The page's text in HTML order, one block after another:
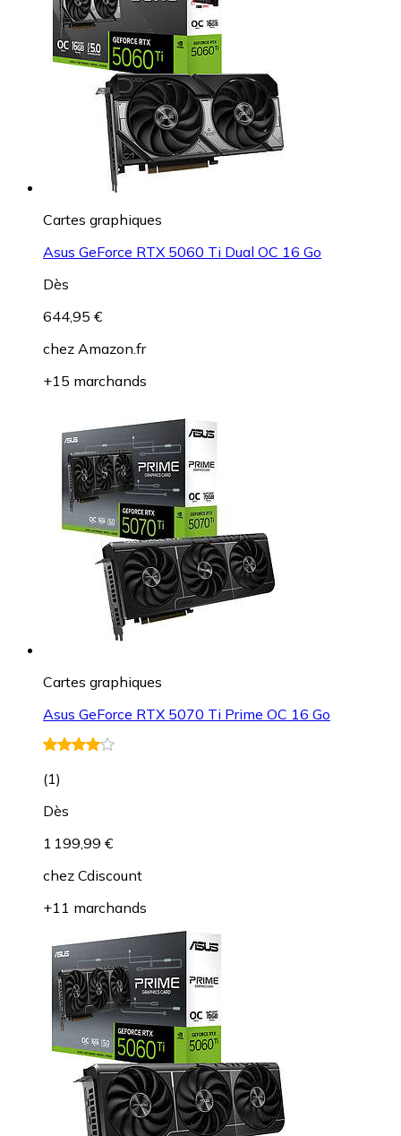
Cartes graphiques
Asus GeForce RTX 5060 Ti Dual OC 16 Go
Dès
644,95 €
chez Amazon.fr
+15 marchands
Cartes graphiques
Asus GeForce RTX 5070 Ti Prime OC 16 Go
(1)
Dès
1 199,99 €
chez Cdiscount
+11 marchands